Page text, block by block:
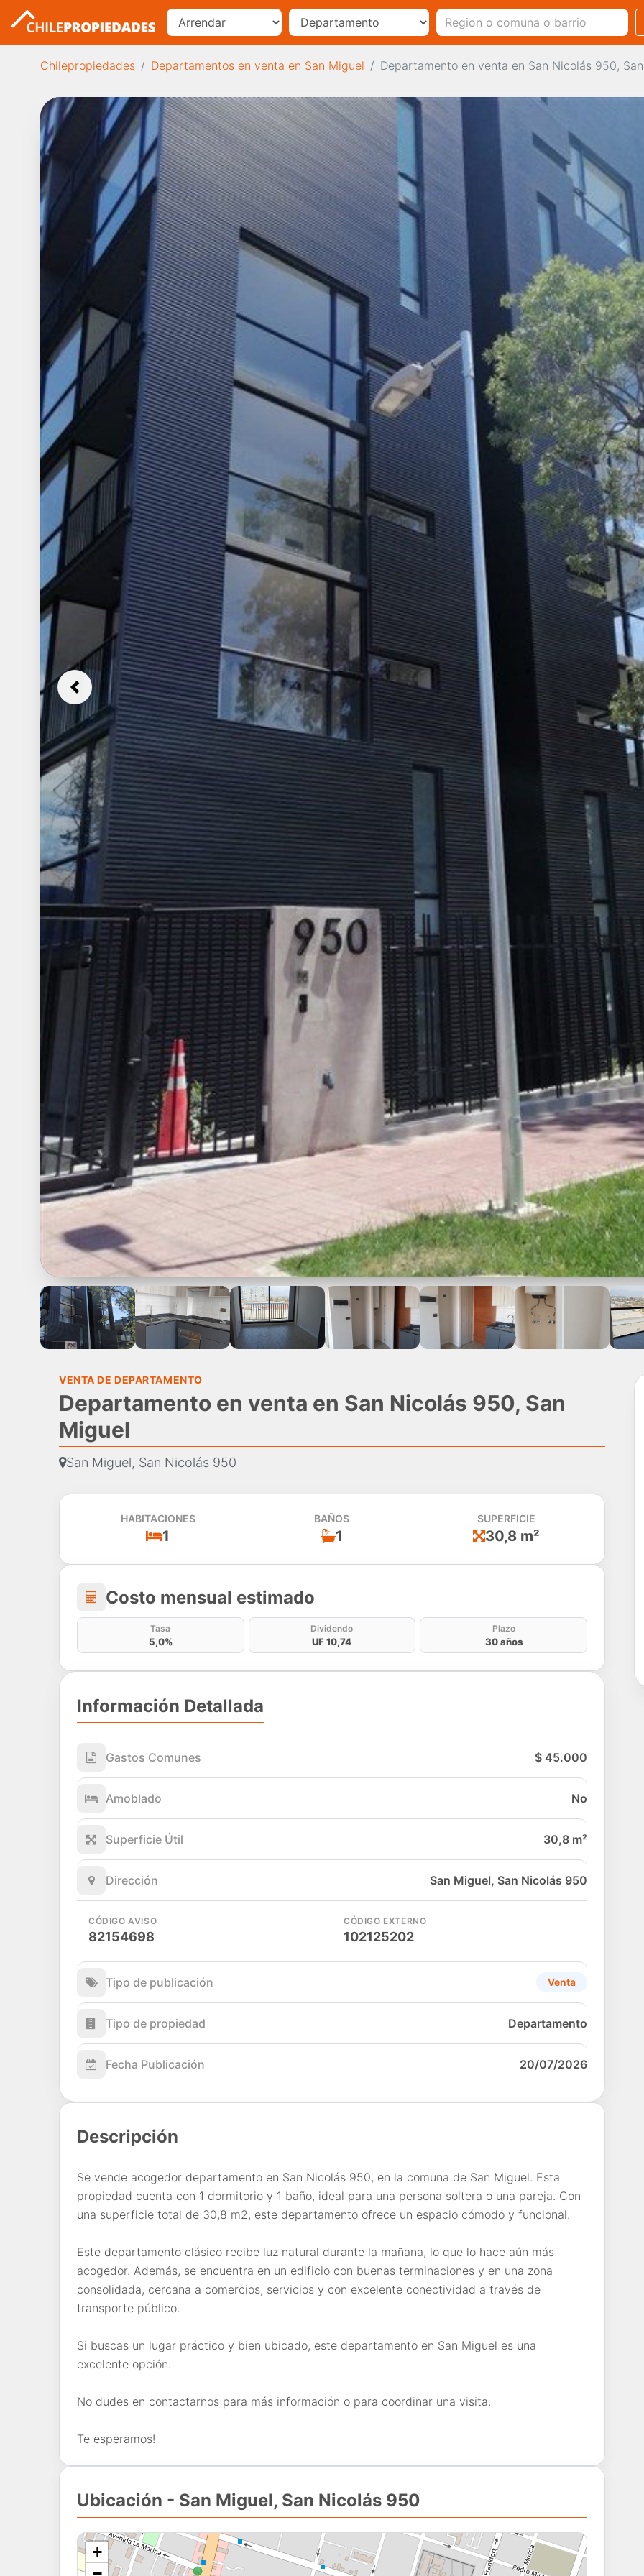
Chilepropiedades Departamentos en venta en San Miguel Departamento en venta en San Nicolás 950,
Previous
VENTA DE DEPARTAMENTO
Departamento en venta en San Nicolás 950, San
Miguel
San Miguel, San Nicolás 950
HABITACIONES
1
BAÑOS
1
SUPERFICIE
30,8 m²
Costo mensual estimado
Costo mensual estimado
Tasa
5,0%
Dividendo
UF 10,74
Plazo
30 años
Información Detallada
Gastos Comunes $ 45.000
Amoblado No
Superficie Útil 30,8 m²
Dirección San Miguel, San Nicolás 950
CÓDIGO AVISO
82154698
CÓDIGO EXTERNO
102125202
Tipo de publicación Venta
Tipo de propiedad Departamento
Fecha Publicación 20/07/2026
Descripción
Se vende acogedor departamento en San Nicolás 950, en la comuna de San Miguel. Esta
propiedad cuenta con 1 dormitorio y 1 baño, ideal para una persona soltera o una pareja. Con
una superficie total de 30,8 m2, este departamento ofrece un espacio cómodo y funcional.
Este departamento clásico recibe luz natural durante la mañana, lo que lo hace aún más
acogedor. Además, se encuentra en un edificio con buenas terminaciones y en una zona
consolidada, cercana a comercios, servicios y con excelente conectividad a través de
transporte público.
Si buscas un lugar práctico y bien ubicado, este departamento en San Miguel es una
excelente opción.
No dudes en contactarnos para más información o para coordinar una visita.
Te esperamos!
Ubicación - San Miguel, San Nicolás 950
+